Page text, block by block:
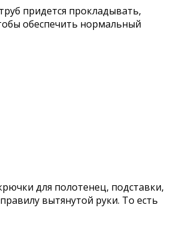
придется прокладывать,
обеспечить нормальный
для полотенец, подставки,
вытянутой руки. То есть